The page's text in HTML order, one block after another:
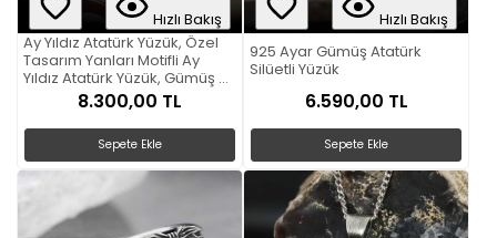
Hızlı Bakış
Ay Yıldız Atatürk Yüzük, Özel
Tasarım Yanları Motifli Ay
Yıldız Atatürk Yüzük, Gümüş Ay
Yıldız Atatürk Yüzük
8.300,00 TL
Sepete Ekle
Hızlı Bakış
925 Ayar Gümüş Atatürk
Silüetli Yüzük
6.590,00 TL
Sepete Ekle